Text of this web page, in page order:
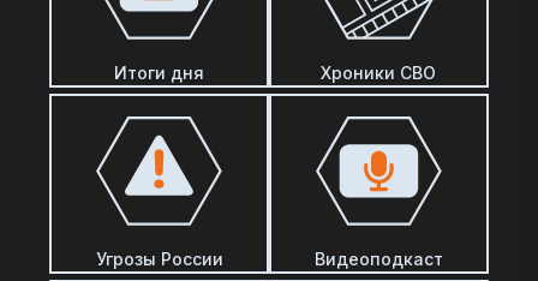
Итоги дня Хроники СВО
Угрозы России Видеоподкаст